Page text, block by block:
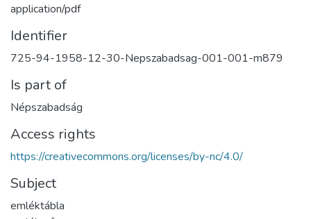
application/pdf
Identifier
725-94-1958-12-30-Nepszabadsag-001-001-m879
Is part of
Népszabadság
Access rights
https://creativecommons.org/licenses/by-nc/4.0/
Subject
emléktábla